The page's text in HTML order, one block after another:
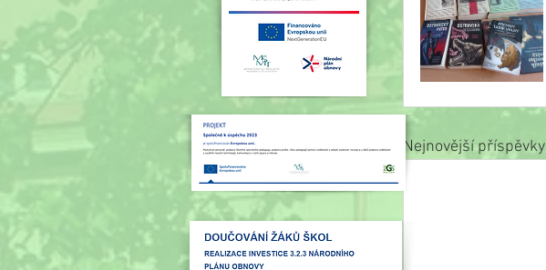
Nejnovější příspěvky